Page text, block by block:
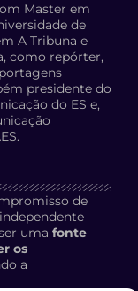
Master em
de
A Tribuna e
como repórter,
presidente do
do ES e,
de
uma fonte
os
a